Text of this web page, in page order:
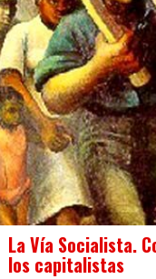
La Vía Socialista.
los capitalistas